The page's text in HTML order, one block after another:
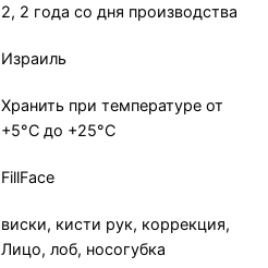
2, 2 года со дня производства
Израиль
Хранить при температуре от
+5°С до +25°С
FillFace
виски, кисти рук, коррекция,
Лицо, лоб, носогубка